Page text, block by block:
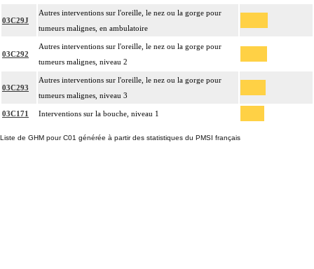
03C29J
Autres interventions sur l'oreille, le nez ou la gorge pour
tumeurs malignes, en ambulatoire
03C292
Autres interventions sur l'oreille, le nez ou la gorge pour
tumeurs malignes, niveau 2
03C293
Autres interventions sur l'oreille, le nez ou la gorge pour
tumeurs malignes, niveau 3
03C171 Interventions sur la bouche, niveau 1
Liste de GHM pour C01 générée à partir des statistiques du PMSI français